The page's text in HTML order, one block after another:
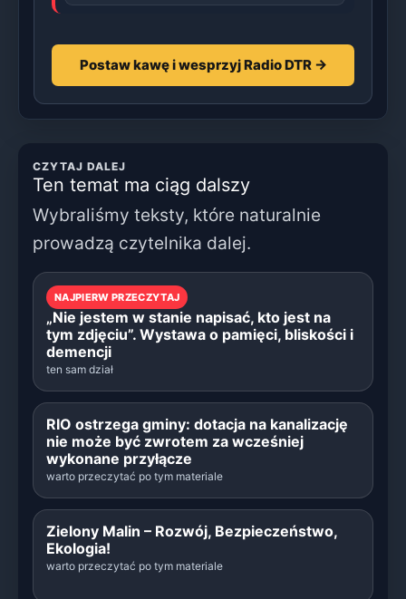
Postaw kawę i wesprzyj Radio DTR →
CZYTAJ DALEJ
Ten temat ma ciąg dalszy
Wybraliśmy teksty, które naturalnie
prowadzą czytelnika dalej.
NAJPIERW PRZECZYTAJ
„Nie jestem w stanie napisać, kto jest na
tym zdjęciu”. Wystawa o pamięci, bliskości i
demencji
ten sam dział
RIO ostrzega gminy: dotacja na kanalizację
nie może być zwrotem za wcześniej
wykonane przyłącze
warto przeczytać po tym materiale
Zielony Malin – Rozwój, Bezpieczeństwo,
Ekologia!
warto przeczytać po tym materiale